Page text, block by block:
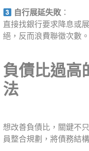
自行展延失敗 ：
直接找銀行要求降息或
絕，反而浪費聯徵次數。
負債比過高
法
想改善負債比，關鍵不
員整合規劃，將債務結